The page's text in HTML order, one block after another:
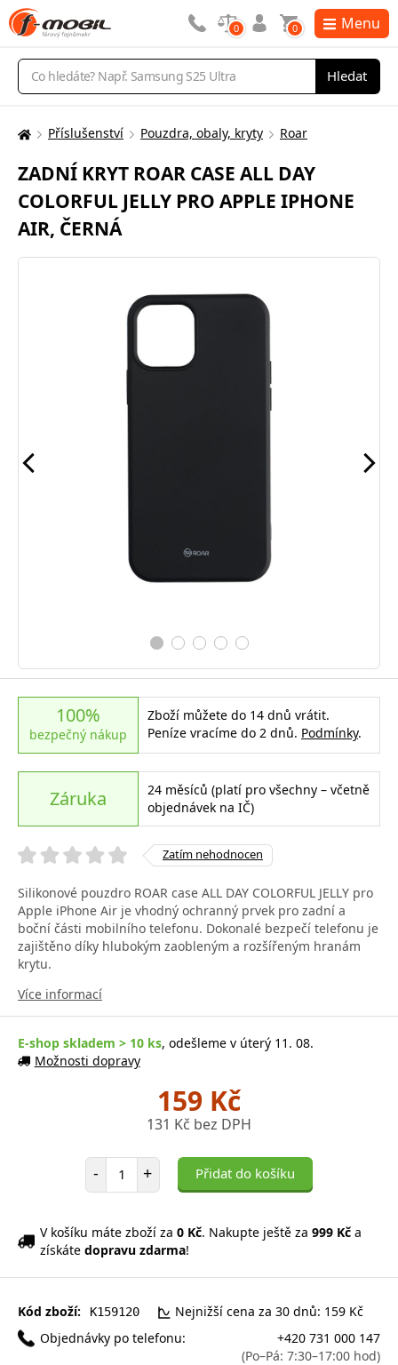
Vyhledávání
Hledat
0 0 Menu
Zde
nacházíte:
Příslušenství Pouzdra, obaly, kryty Roar
ZADNÍ KRYT ROAR CASE ALL DAY
COLORFUL JELLY PRO APPLE IPHONE
AIR, ČERNÁ
100%
bezpečný nákup
Zboží můžete do 14 dnů vrátit.
Peníze vracíme do 2 dnů. Podmínky.
Záruka
24 měsíců (platí pro všechny – včetně
objednávek na IČ)
Zatím nehodnocen
Silikonové pouzdro ROAR case ALL DAY COLORFUL JELLY pro
Apple iPhone Air je vhodný ochranný prvek pro zadní a
boční části mobilního telefonu. Dokonalé bezpečí telefonu je
zajištěno díky hlubokým zaobleným a rozšířeným hranám
krytu.
Více informací
E-shop skladem > 10 ks, odešleme v úterý 11. 08.
Možnosti dopravy
159 Kč
131 Kč bez DPH
- Počet položek
+ Přidat do košíku
V košíku máte zboží za 0 Kč. Nakupte ještě za 999 Kč a
získáte dopravu zdarma!
Kód zboží: K159120
Nejnižší cena za 30 dnů: 159 Kč
Objednávky po telefonu:
+420 731 000 147
(Po–Pá: 7:30–17:00 hod)